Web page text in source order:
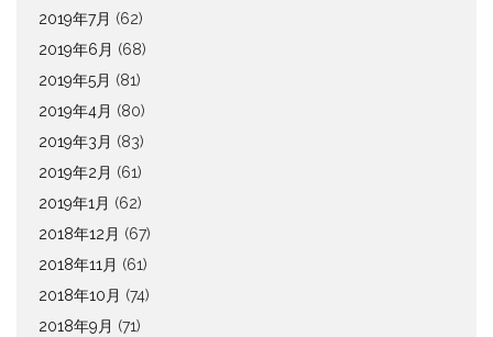
2019年7月 (62)
2019年6月 (68)
2019年5月 (81)
2019年4月 (80)
2019年3月 (83)
2019年2月 (61)
2019年1月 (62)
2018年12月 (67)
2018年11月 (61)
2018年10月 (74)
2018年9月 (71)